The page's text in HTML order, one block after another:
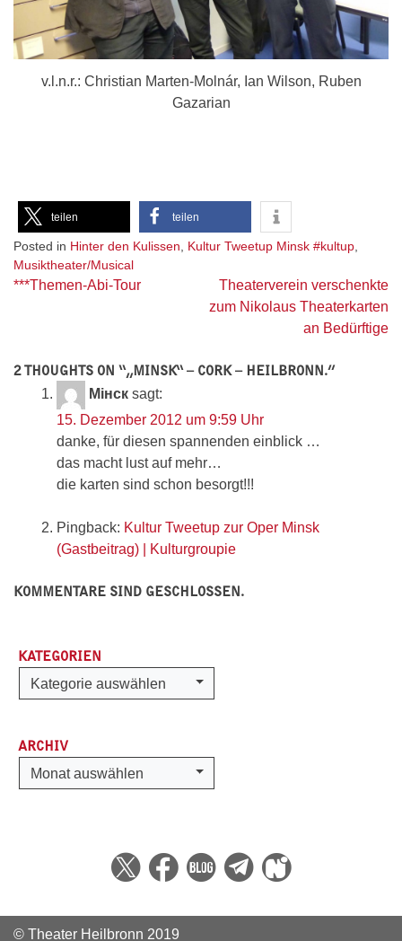
v.l.n.r.: Christian Marten-Molnár, Ian Wilson, Ruben
Gazarian
teilen teilen
Posted in Hinter den Kulissen Kultur Tweetup Minsk #kultup
Musiktheater/Musical
Beitragsnavigation
***Themen-Abi-Tour
Theaterverein verschenkte
zum Nikolaus Theaterkarten
an Bedürftige
2 THOUGHTS ON “„MINSK“ – CORK – HEILBRONN.”
Мiнск sagt:
15. Dezember 2012 um 9:59 Uhr
danke, für diesen spannenden einblick …
das macht lust auf mehr…
die karten sind schon besorgt!!!
Pingback: Kultur Tweetup zur Oper Minsk
(Gastbeitrag) | Kulturgroupie
KOMMENTARE SIND GESCHLOSSEN.
KATEGORIEN
Kategorien
Kategorie auswählen
ARCHIV
Archiv
Monat auswählen
© Theater Heilbronn 2019